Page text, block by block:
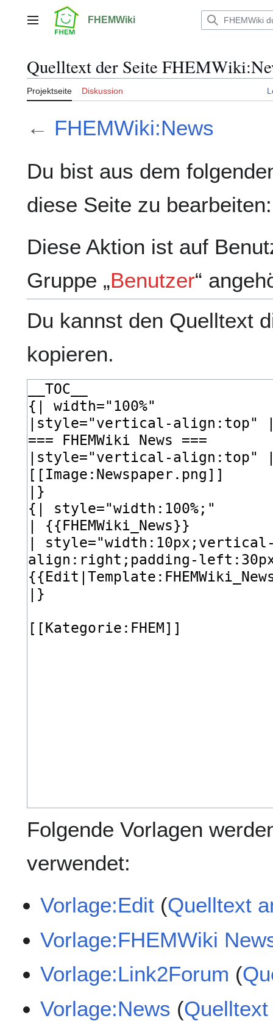
springenHauptmenü FHEMWiki
Quelltext der Seite
Projektseite Diskussion
← FHEMWiki:News
Du bist aus dem
diese Seite zu bearbeiten:
Diese Aktion ist auf
Gruppe „Benutzer“
Du kannst den Quelltext
kopieren.
Folgende Vorlagen
verwendet:
Vorlage:Edit (Quelltext
Vorlage:FHEMWiki
Vorlage:Link2Forum (
Vorlage:News (